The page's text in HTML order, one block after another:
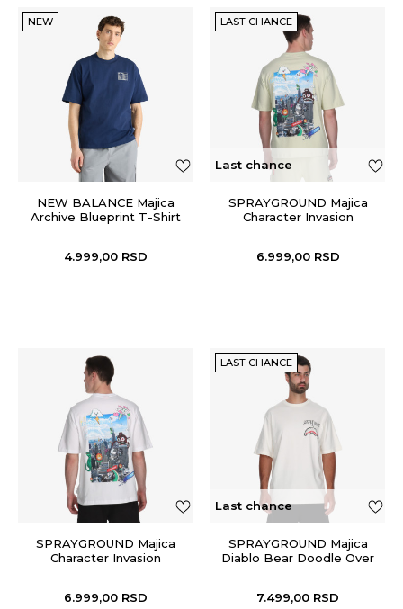
NEW
NEW BALANCE Majica
Archive Blueprint T-Shirt
4.999,00 RSD
LAST CHANCE
Last chance
SPRAYGROUND Majica
Character Invasion
6.999,00 RSD
SPRAYGROUND Majica
Character Invasion
6.999,00 RSD
LAST CHANCE
Last chance
SPRAYGROUND Majica
Diablo Bear Doodle Over
7.499,00 RSD